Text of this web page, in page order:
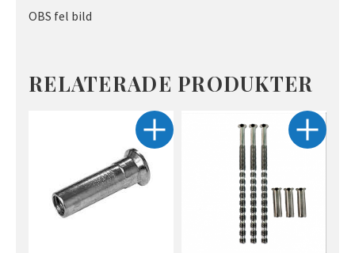
OBS fel bild
RELATERADE PRODUKTER